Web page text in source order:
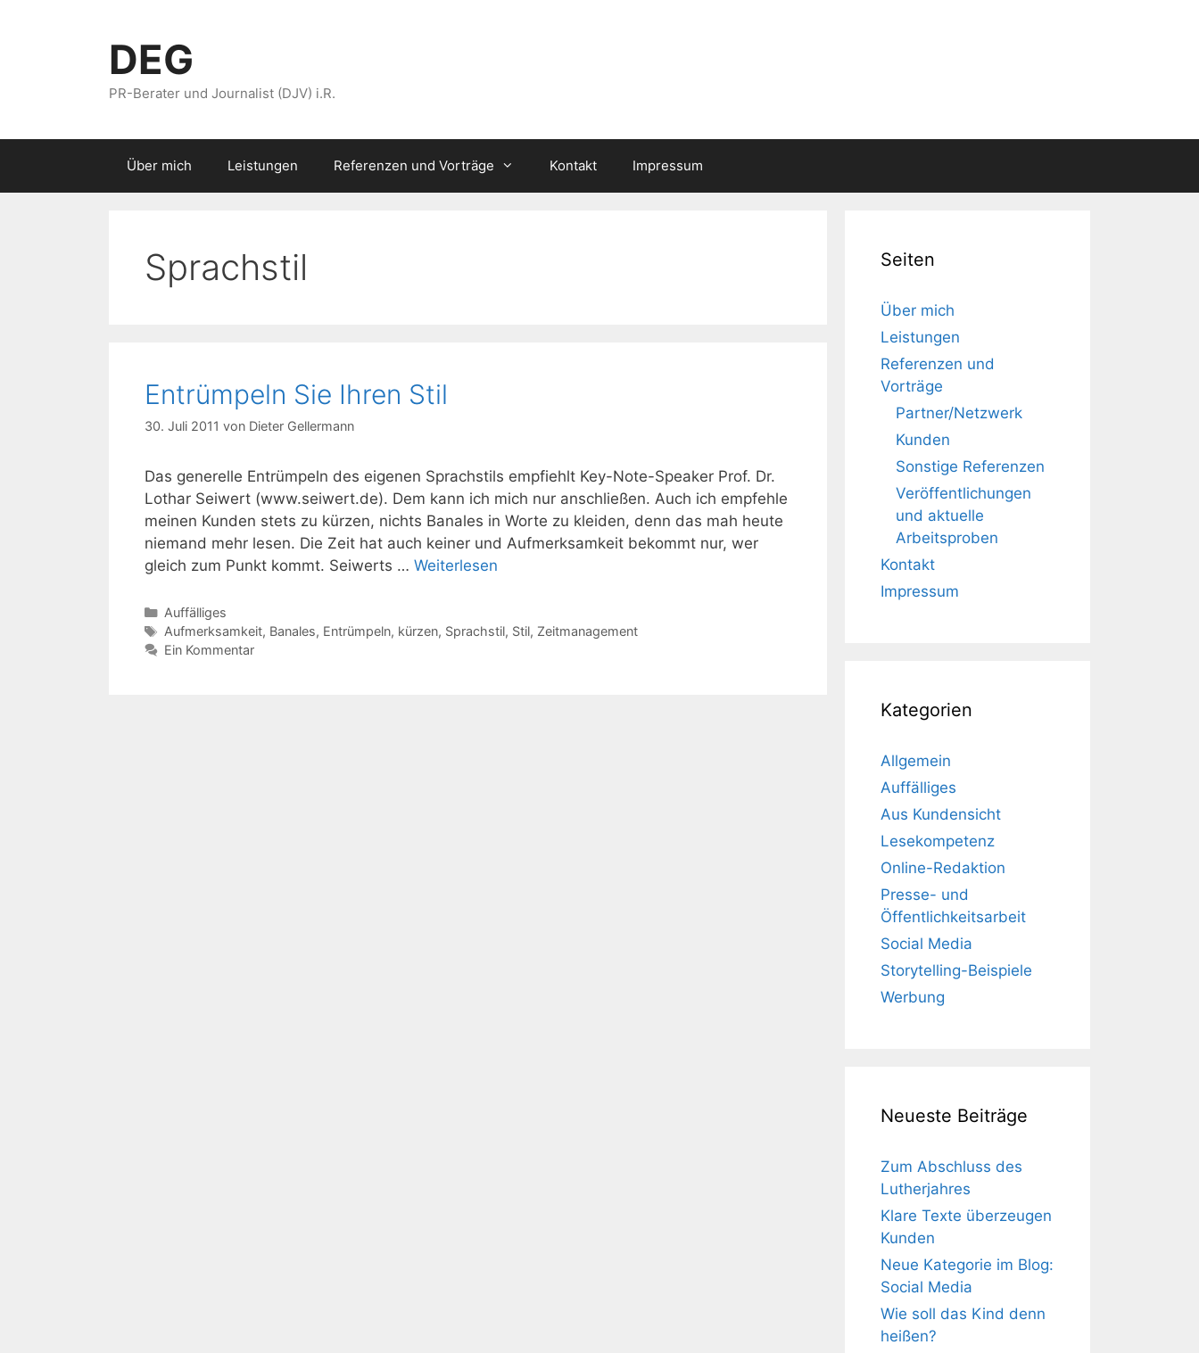
DEG
PR-Berater und Journalist (DJV) i.R.
Über mich Leistungen Referenzen und Vorträge Kontakt Impressum
Sprachstil
Entrümpeln Sie Ihren Stil
30. Juli 2011 von Dieter Gellermann
Das generelle Entrümpeln des eigenen Sprachstils empfiehlt Key-Note-Speaker Prof. Dr.
Lothar Seiwert (www.seiwert.de). Dem kann ich mich nur anschließen. Auch ich empfehle
meinen Kunden stets zu kürzen, nichts Banales in Worte zu kleiden, denn das mah heute
niemand mehr lesen. Die Zeit hat auch keiner und Aufmerksamkeit bekommt nur, wer
gleich zum Punkt kommt. Seiwerts … Weiterlesen
Kategorien
Auffälliges
Schlagwörter
Aufmerksamkeit, Banales, Entrümpeln, kürzen, Sprachstil, Stil, Zeitmanagement
Ein Kommentar
Seiten
Über mich
Leistungen
Referenzen und
Vorträge
Partner/Netzwerk
Kunden
Sonstige Referenzen
Veröffentlichungen
und aktuelle
Arbeitsproben
Kontakt
Impressum
Kategorien
Allgemein
Auffälliges
Aus Kundensicht
Lesekompetenz
Online-Redaktion
Presse- und
Öffentlichkeitsarbeit
Social Media
Storytelling-Beispiele
Werbung
Neueste Beiträge
Zum Abschluss des
Lutherjahres
Klare Texte überzeugen
Kunden
Neue Kategorie im Blog:
Social Media
Wie soll das Kind denn
heißen?